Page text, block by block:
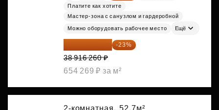
Платите как хотите
Мастер-зона с санузлом и гардеробной
Можно оборудовать рабочее место Ещё
29 965 520 ₽ -23%
38 916 260 ₽
654 269 ₽ за м²
2-комнатная, 52.7м²